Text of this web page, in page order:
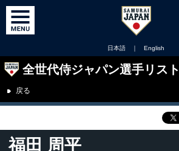
日本語 ｜ English
全世代侍ジャパン選手リスト
戻る
福田 周平